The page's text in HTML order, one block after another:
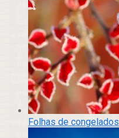
Folhas de congelados